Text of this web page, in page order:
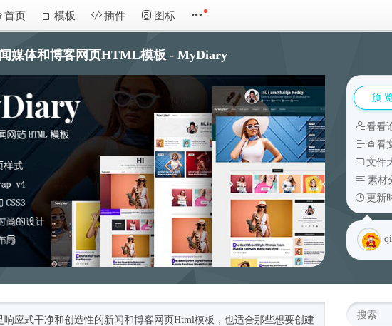
首页 模板 插件 图标
媒体和博客网页HTML模板 - MyDiary
预
看看
查看
文件
素材
更新
响应式干净和创造性的新闻和博客网页Html模板 ，也适合那些想要创建